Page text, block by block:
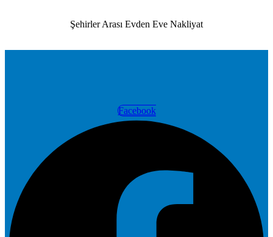
Şehirler Arası Evden Eve Nakliyat
Facebook